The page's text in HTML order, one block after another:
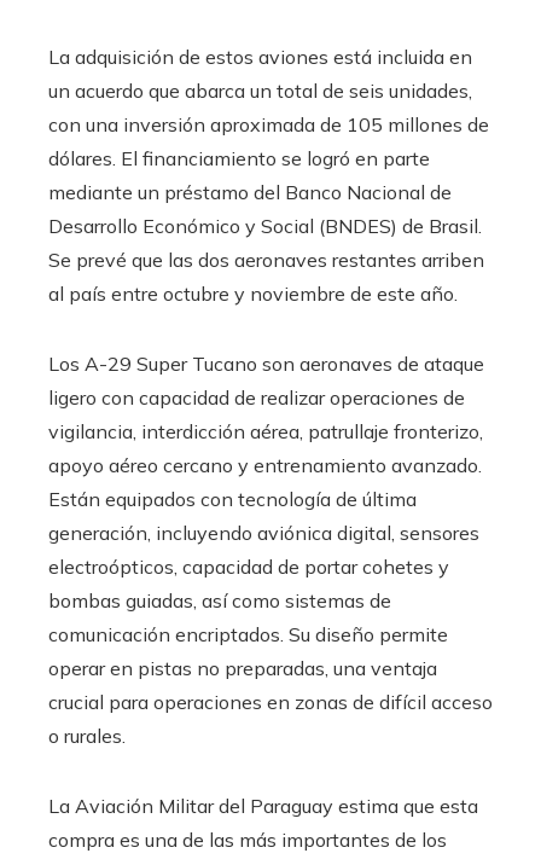
La adquisición de estos aviones está incluida en
un acuerdo que abarca un total de seis unidades,
con una inversión aproximada de 105 millones de
dólares. El financiamiento se logró en parte
mediante un préstamo del Banco Nacional de
Desarrollo Económico y Social (BNDES) de Brasil.
Se prevé que las dos aeronaves restantes arriben
al país entre octubre y noviembre de este año.
Los A-29 Super Tucano son aeronaves de ataque
ligero con capacidad de realizar operaciones de
vigilancia, interdicción aérea, patrullaje fronterizo,
apoyo aéreo cercano y entrenamiento avanzado.
Están equipados con tecnología de última
generación, incluyendo aviónica digital, sensores
electroópticos, capacidad de portar cohetes y
bombas guiadas, así como sistemas de
comunicación encriptados. Su diseño permite
operar en pistas no preparadas, una ventaja
crucial para operaciones en zonas de difícil acceso
o rurales.
La Aviación Militar del Paraguay estima que esta
compra es una de las más importantes de los